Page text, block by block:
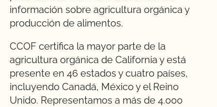
información sobre agricultura orgánica y
producción de alimentos.
CCOF certifica la mayor parte de la
agricultura orgánica de California y está
presente en 46 estados y cuatro países,
incluyendo Canadá, México y el Reino
Unido. Representamos a más de 4.000